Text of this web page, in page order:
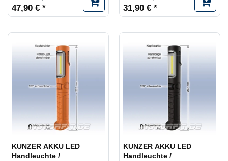
47,90 € * 31,90 € *
KUNZER AKKU LED
Handleuchte /
KUNZER AKKU LED
Handleuchte /